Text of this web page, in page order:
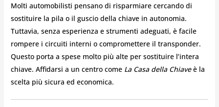
Molti automobilisti pensano di risparmiare cercando di
sostituire la pila o il guscio della chiave in autonomia.
Tuttavia, senza esperienza e strumenti adeguati, è facile
rompere i circuiti interni o compromettere il transponder.
Questo porta a spese molto più alte per sostituire l’intera
chiave. Affidarsi a un centro come La Casa della Chiaveè la
scelta più sicura ed economica.